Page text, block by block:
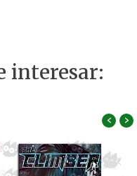
interesar:
‹ ›